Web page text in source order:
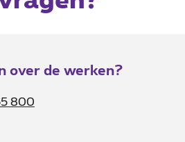
over de werken?
800